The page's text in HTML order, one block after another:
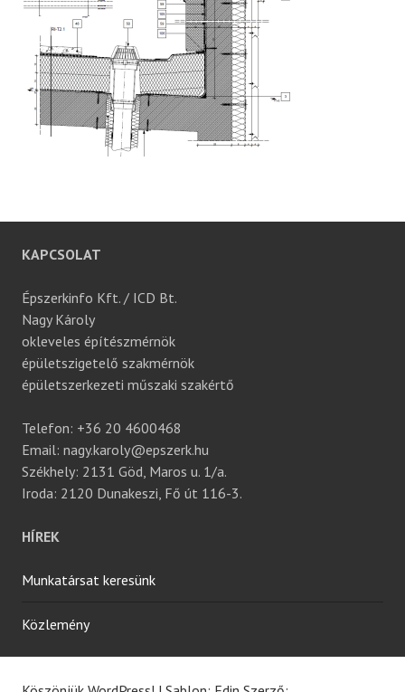
KAPCSOLAT
Épszerkinfo Kft. / ICD Bt.
Nagy Károly
okleveles építészmérnök
épületszigetelő szakmérnök
épületszerkezeti műszaki szakértő
Telefon: +36 20 4600468
Email: nagy.karoly@epszerk.hu
Székhely: 2131 Göd, Maros u. 1/a.
Iroda: 2120 Dunakeszi, Fő út 116-3.
HÍREK
Munkatársat keresünk
Közlemény